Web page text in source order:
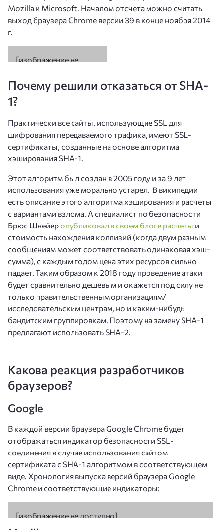
Mozilla и Microsoft. Началом отсчета можно считать
выход браузера Chrome версии 39 в конце ноября 2014
г.
Почему решили отказаться от SHA-
1?
Практически все сайты, использующие SSL для
шифрования передаваемого трафика, имеют SSL-
сертификаты, созданные на основе алгоритма
хэширования SHA-1.
Этот алгоритм был создан в 2005 году и за 9 лет
использования уже морально устарел. В википедии
есть описание этого алгоритма хэширования и расчеты
с вариантами взлома. А специалист по безопасности
Брюс Шнейеропубликовал в своем блоге расчеты и
стоимость нахождения коллизий (когда двум разным
сообщениям может соответствовать одинаковая хэш-
сумма), с каждым годом цена этих ресурсов сильно
падает. Таким образом к 2018 году проведение атаки
будет сравнительно дешевым и окажется под силу не
только правительственным организациям/
исследовательским центрам, но и каким-нибудь
бандитским группировкам. Поэтому на замену SHA-1
предлагают использовать SHA-2.
Какова реакция разработчиков
браузеров?
Google
В каждой версии браузера Google Chrome будет
отображаться индикатор безопасности SSL-
соединения в случае использования сайтом
сертификата с SHA-1 алгоритмом в соответствующем
виде. Хронология выпуска версий браузерa Google
Chrome и соответствующие индикаторы: